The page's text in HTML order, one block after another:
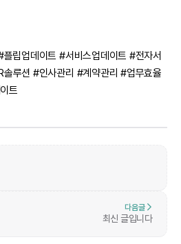
립업데이트 #서비스업데이트 #전자서
루션 #인사관리 #계약관리 #업무효율
트
다음글
최신 글입니다